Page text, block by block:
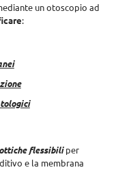
un otoscopio ad
:
flessibiliper
e la membrana